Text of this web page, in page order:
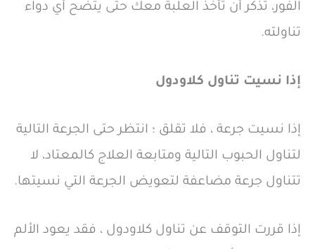
الفور، تذكر أن تأخذ العلبة معك حتى يتضح أي دواء
تناولته.
إذا نسيت تناول كلاودول
إذا نسيت جرعة ، فلا تقلق ؛ انتظر حتى الجرعة التالية
لتناول الحبوب التالية ومتابعة العلاج كالمعتاد، لا
تتناول جرعة مضاعفة لتعويض الجرعة التي نسيتها.
إذا قررت التوقف عن تناول كلاودول ، فقد يعود الألم